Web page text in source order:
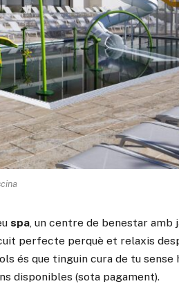
spa , un centre de benestar amb
perfecte perquè et relaxis
és que tinguin cura de tu sense
disponibles (sota pagament).